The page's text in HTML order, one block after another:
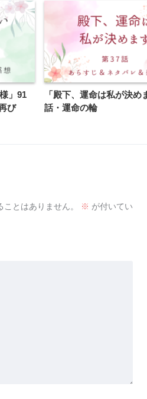
」91
び
「殿下、運命は私が決め
話・運命の輪
とはありません。 ※ が付いてい